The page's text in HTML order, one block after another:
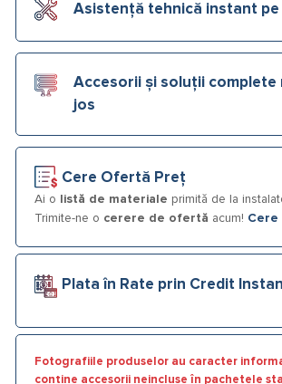
Asistență tehnică instant
Accesorii și soluții complete
jos
Cere Ofertă Preț
Ai o listă de materiale primită de la
Trimite-ne o cerere de ofertă acum! Cere
Plata în Rate prin Credit
Fotografiile produselor au caracter
conține accesorii neincluse în pachetele